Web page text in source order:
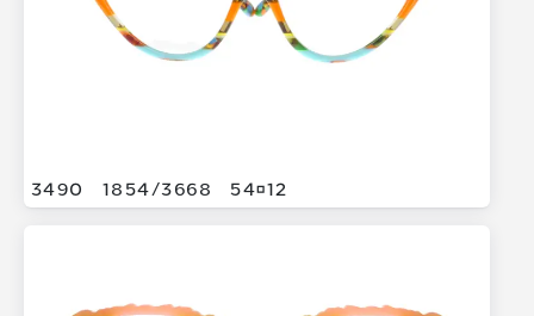
3490 1854/3668 5412